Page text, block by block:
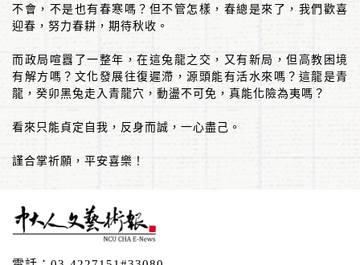
不會，不是也有春寒嗎？但不管怎樣，春總是來了，我們歡喜
迎春，努力春耕，期待秋收。
而政局喧囂了一整年，在這兔龍之交，又有新局，但高教困境
有解方嗎？文化發展往復遲滯，源頭能有活水來嗎？這龍是青
龍，癸卯黑兔走入青龍穴，動盪不可免，真能化險為夷嗎？
看來只能貞定自我，反身而誠，一心盡己。
謹合掌祈願，平安喜樂！